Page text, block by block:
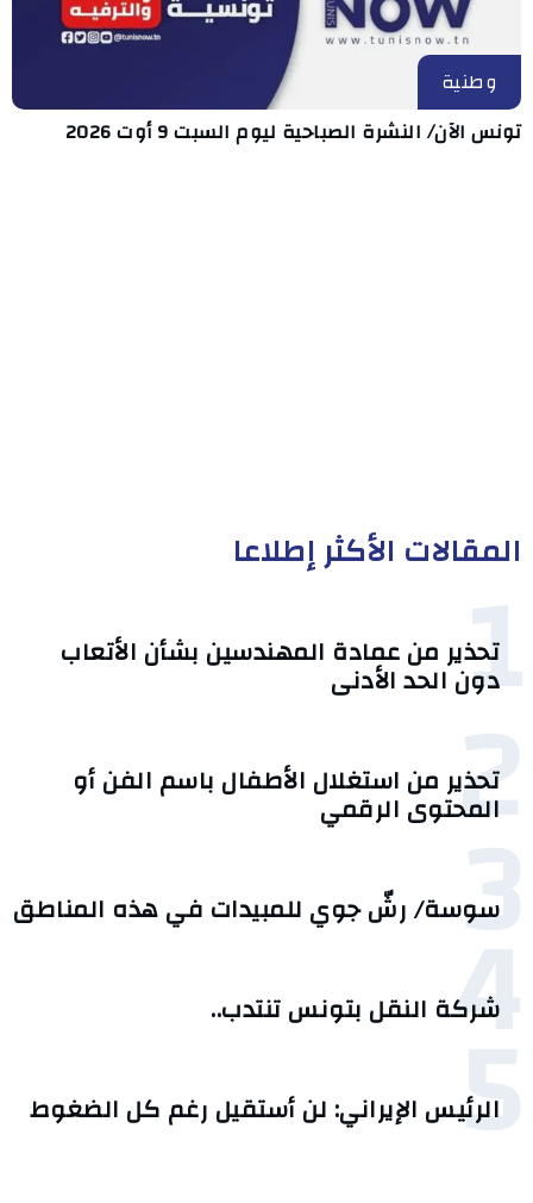
وطنية
تونس الآن/ النشرة الصباحية ليوم السبت 9 أوت 2026
المقالات الأكثر إطلاعا
1
تحذير من عمادة المهندسين بشأن الأتعاب
دون الحد الأدنى
2
تحذير من استغلال الأطفال باسم الفن أو
المحتوى الرقمي
3
سوسة/ رشّ جوي للمبيدات في هذه المناطق
4
شركة النقل بتونس تنتدب..
5
الرئيس الإيراني: لن أستقيل رغم كل الضغوط